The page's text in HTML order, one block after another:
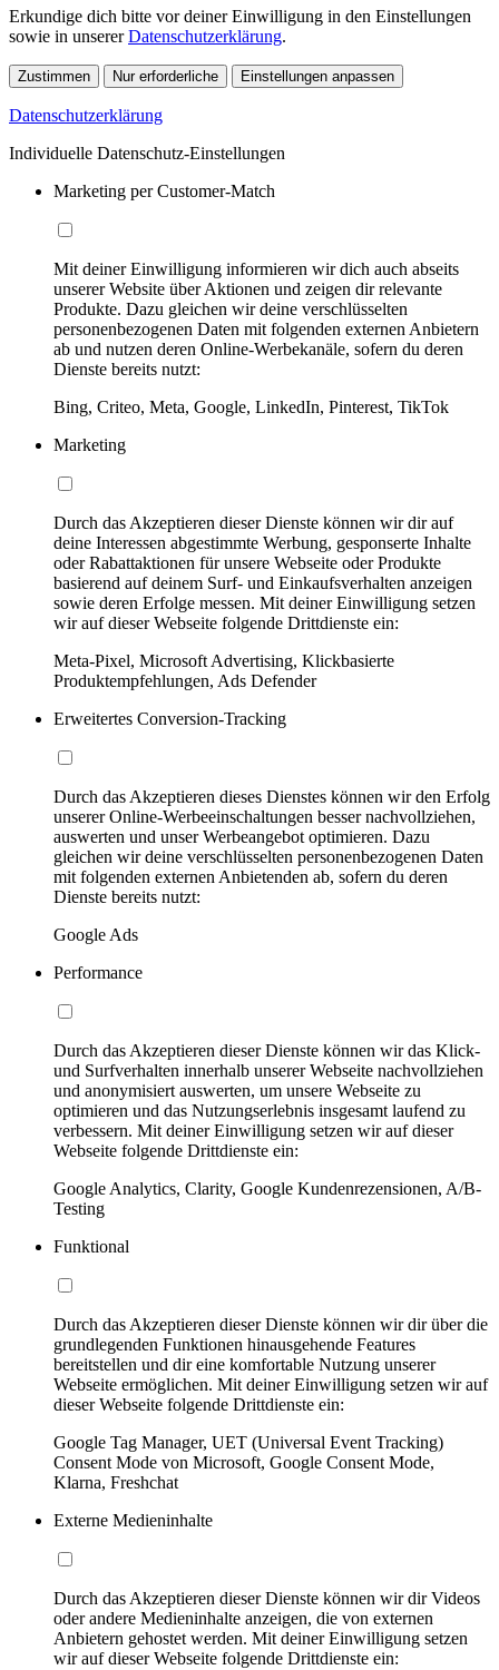
Erkundige dich bitte vor deiner Einwilligung in den Einstellungen
sowie in unsererDatenschutzerklärung.
Zustimmen Nur erforderliche Einstellungen anpassen
Datenschutzerklärung
Individuelle Datenschutz-Einstellungen
Marketing per Customer-Match
Mit deiner Einwilligung informieren wir dich auch abseits
unserer Website über Aktionen und zeigen dir relevante
Produkte. Dazu gleichen wir deine verschlüsselten
personenbezogenen Daten mit folgenden externen Anbietern
ab und nutzen deren Online-Werbekanäle, sofern du deren
Dienste bereits nutzt:
Bing, Criteo, Meta, Google, LinkedIn, Pinterest, TikTok
Marketing
Durch das Akzeptieren dieser Dienste können wir dir auf
deine Interessen abgestimmte Werbung, gesponserte Inhalte
oder Rabattaktionen für unsere Webseite oder Produkte
basierend auf deinem Surf- und Einkaufsverhalten anzeigen
sowie deren Erfolge messen. Mit deiner Einwilligung setzen
wir auf dieser Webseite folgende Drittdienste ein:
Meta-Pixel, Microsoft Advertising, Klickbasierte
Produktempfehlungen, Ads Defender
Erweitertes Conversion-Tracking
Durch das Akzeptieren dieses Dienstes können wir den Erfolg
unserer Online-Werbeeinschaltungen besser nachvollziehen,
auswerten und unser Werbeangebot optimieren. Dazu
gleichen wir deine verschlüsselten personenbezogenen Daten
mit folgenden externen Anbietenden ab, sofern du deren
Dienste bereits nutzt:
Google Ads
Performance
Durch das Akzeptieren dieser Dienste können wir das Klick-
und Surfverhalten innerhalb unserer Webseite nachvollziehen
und anonymisiert auswerten, um unsere Webseite zu
optimieren und das Nutzungserlebnis insgesamt laufend zu
verbessern. Mit deiner Einwilligung setzen wir auf dieser
Webseite folgende Drittdienste ein:
Google Analytics, Clarity, Google Kundenrezensionen, A/B-
Testing
Funktional
Durch das Akzeptieren dieser Dienste können wir dir über die
grundlegenden Funktionen hinausgehende Features
bereitstellen und dir eine komfortable Nutzung unserer
Webseite ermöglichen. Mit deiner Einwilligung setzen wir auf
dieser Webseite folgende Drittdienste ein:
Google Tag Manager, UET (Universal Event Tracking)
Consent Mode von Microsoft, Google Consent Mode,
Klarna, Freshchat
Externe Medieninhalte
Durch das Akzeptieren dieser Dienste können wir dir Videos
oder andere Medieninhalte anzeigen, die von externen
Anbietern gehostet werden. Mit deiner Einwilligung setzen
wir auf dieser Webseite folgende Drittdienste ein: